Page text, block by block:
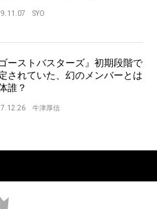
SYO
ゴーストバスターズ』初期段階で
されていた、幻のメンバーとは
誰？
牛津厚信